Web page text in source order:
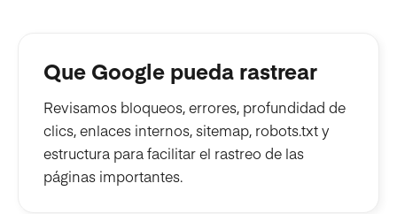
Que Google pueda rastrear
Revisamos bloqueos, errores, profundidad de
clics, enlaces internos, sitemap, robots.txt y
estructura para facilitar el rastreo de las
páginas importantes.